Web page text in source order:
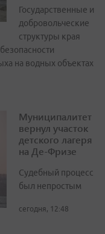
Государственные и
добровольческие
структуры края
на водных объектах
Муниципалитет
вернул участок
детского лагеря
на Де-Фризе
Судебный процесс
был непростым
сегодня, 12:48